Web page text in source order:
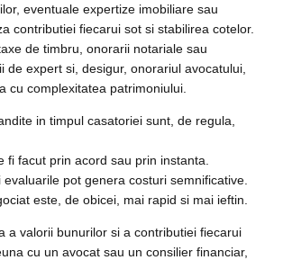
eventuale expertize imobiliare sau
contributiei fiecarui sot si stabilirea cotelor.
de timbru, onorarii notariale sau
de expert si, desigur, onorariul avocatului,
cu complexitatea patrimoniului.
in timpul casatoriei sunt, de regula,
fi facut prin acord sau prin instanta.
evaluarile pot genera costuri semnificative.
este, de obicei, mai rapid si mai ieftin.
a valorii bunurilor si a contributiei fiecarui
cu un avocat sau un consilier financiar,